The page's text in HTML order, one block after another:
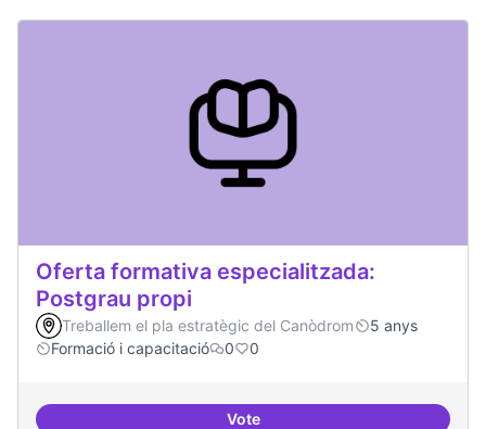
Oferta formativa especialitzada:
Postgrau propi
Treballem el pla estratègic del Canòdrom
5 anys
Formació i capacitació
0 0
Vote